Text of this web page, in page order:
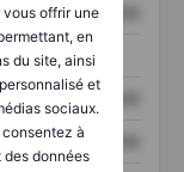
offrir une
en
du site, ainsi
et
sociaux.
consentez à
données
XXXXXXX
XXXXXXX
XXXXXXX